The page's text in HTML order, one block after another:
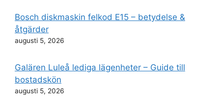
Bosch diskmaskin felkod E15 – betydelse &
åtgärder
augusti 5, 2026
Galären Luleå lediga lägenheter – Guide till
bostadskön
augusti 5, 2026